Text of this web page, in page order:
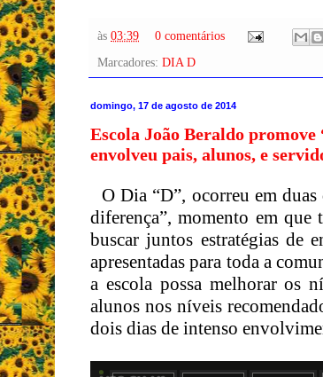
às 03:39
0 comentários
Marcadores: DIA D
domingo, 17 de agosto de 2014
Escola João Beraldo promove
envolveu pais, alunos, e
O Dia “D”, ocorreu em
diferença”, momento em
buscar juntos estratégias de
apresentadas para toda a
a escola possa melhorar os
alunos nos níveis
dois dias de intenso